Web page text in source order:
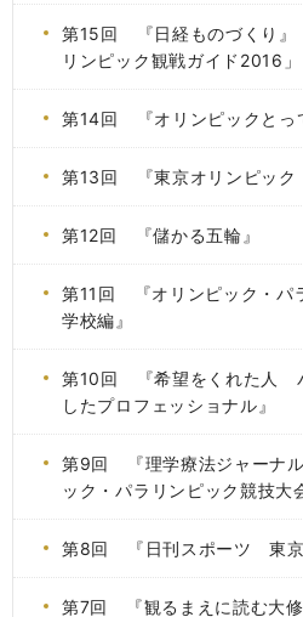
第15回 『日経ものづくり
リンピック観戦ガイド2016」
第14回 『オリンピックとっ
第13回 『東京オリンピック
第12回 『儲かる五輪』
第11回 『オリンピック・パ
学校編』
第10回 『希望をくれた人
したプロフェッショナル』
第9回 『理学療法ジャーナ
ック・パラリンピック競技大
第8回 『日刊スポーツ 東京
第7回 『観るまえに読む大修